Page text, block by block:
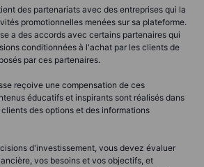
des partenariats avec des entreprises qui la
promotionnelles menées sur sa plateforme.
a des accords avec certains partenaires qui
conditionnées à l'achat par les clients de
par ces partenaires.
reçoive une compensation de ces
éducatifs et inspirants sont réalisés dans
des options et des informations
d'investissement, vous devez évaluer
vos besoins et vos objectifs, et